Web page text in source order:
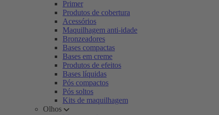
Primer
Produtos de cobertura
Acessórios
Maquilhagem anti-idade
Bronzeadores
Bases compactas
Bases em creme
Produtos de efeitos
Bases líquidas
Pós compactos
Pós soltos
Kits de maquilhagem
Olhos